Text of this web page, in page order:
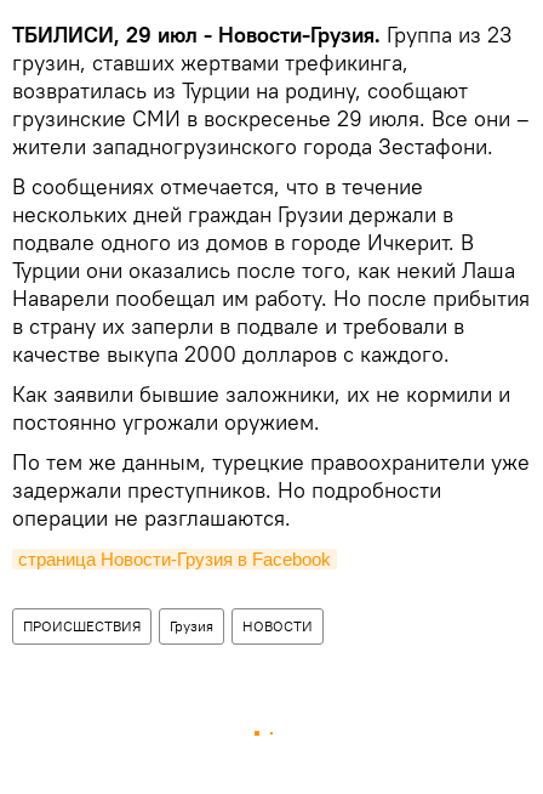
ТБИЛИСИ, 29 июл - Новости-Грузия. Группа из 23
грузин, ставших жертвами трефикинга,
возвратилась из Турции на родину, сообщают
грузинские СМИ в воскресенье 29 июля. Все они –
жители западногрузинского города Зестафони.
В сообщениях отмечается, что в течение
нескольких дней граждан Грузии держали в
подвале одного из домов в городе Ичкерит. В
Турции они оказались после того, как некий Лаша
Наварели пообещал им работу. Но после прибытия
в страну их заперли в подвале и требовали в
качестве выкупа 2000 долларов с каждого.
Как заявили бывшие заложники, их не кормили и
постоянно угрожали оружием.
По тем же данным, турецкие правоохранители уже
задержали преступников. Но подробности
операции не разглашаются.
страница Новости-Грузия в Facebook
ПРОИСШЕСТВИЯ Грузия НОВОСТИ